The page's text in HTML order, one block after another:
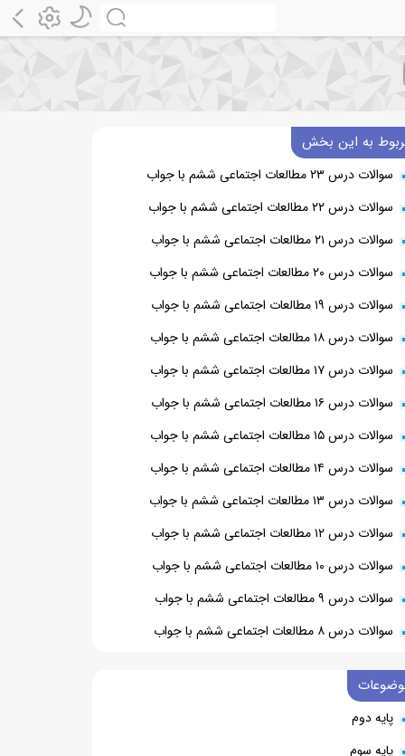
به این بخش
سوالات درس ۲۳ مطالعات اجتماعی ششم با جواب
سوالات درس ۲۲ مطالعات اجتماعی ششم با جواب
سوالات درس ۲۱ مطالعات اجتماعی ششم با جواب
سوالات درس ۲۰ مطالعات اجتماعی ششم با جواب
سوالات درس ۱۹ مطالعات اجتماعی ششم با جواب
سوالات درس ۱۸ مطالعات اجتماعی ششم با جواب
سوالات درس ۱۷ مطالعات اجتماعی ششم با جواب
سوالات درس ۱۶ مطالعات اجتماعی ششم با جواب
سوالات درس ۱۵ مطالعات اجتماعی ششم با جواب
سوالات درس ۱۴ مطالعات اجتماعی ششم با جواب
سوالات درس ۱۳ مطالعات اجتماعی ششم با جواب
سوالات درس ۱۲ مطالعات اجتماعی ششم با جواب
سوالات درس ۱۰ مطالعات اجتماعی ششم با جواب
سوالات درس ۹ مطالعات اجتماعی ششم با جواب
سوالات درس ۸ مطالعات اجتماعی ششم با جواب
پایه دوم
پایه سوم